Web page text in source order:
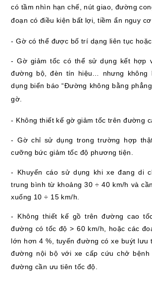
có tầm nhìn hạn chế, nút giao, đường
đoạn có điều kiện bất lợi, tiềm ẩn nguy cơ
- Gờ có thể được bố trí dạng liên tục hoặc
- Gờ giảm tốc có thể sử dụng kết hợp
đường bộ, đèn tín hiệu… nhưng không
dụng biển báo “Đường không bằng
gờ.
- Không thiết kế gờ giảm tốc trên đường
- Gờ chỉ sử dụng trong trường hợp
cưỡng bức giảm tốc độ phương tiện.
- Khuyến cáo sử dụng khi xe đang di
trung bình từ khoảng 30 ÷ 40 km/h và
xuống 10 ÷ 15 km/h.
- Không thiết kế gồ trên đường cao
đường có tốc độ > 60 km/h, hoặc các
lớn hơn 4 %, tuyến đường có xe buýt lưu
đường nội bộ với xe cấp cứu chở bệnh
đường cần ưu tiên tốc độ.